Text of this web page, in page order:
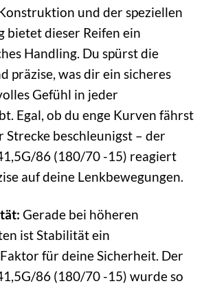
und der speziellen
bietet dieser Reifen ein
Handling. Du spürst die
präzise, was dir ein sicheres
Gefühl in jeder
Egal, ob du enge Kurven fährst
Strecke beschleunigst – der
86 (180/70 -15) reagiert
auf deine Lenkbewegungen.
Gerade bei höheren
ist Stabilität ein
für deine Sicherheit. Der
86 (180/70 -15) wurde so